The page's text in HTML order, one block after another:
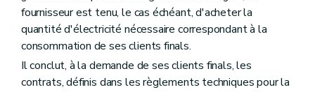
fournisseur est tenu, le cas échéant, d'acheter la
quantité d'électricité nécessaire correspondant à la
consommation de ses clients finals.
Il conclut, à la demande de ses clients finals, les
contrats, définis dans les règlements techniques pour la